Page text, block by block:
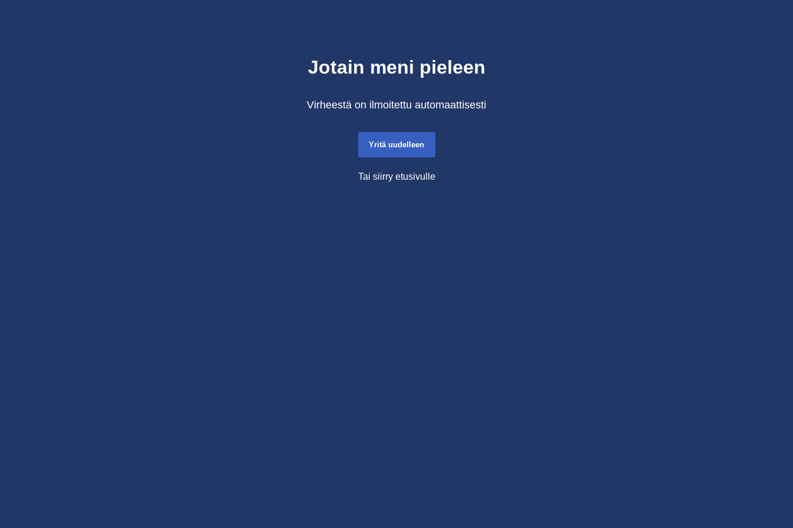
Jotain meni pieleen
Virheestä on ilmoitettu automaattisesti
Yritä uudelleen
Tai siirry etusivulle